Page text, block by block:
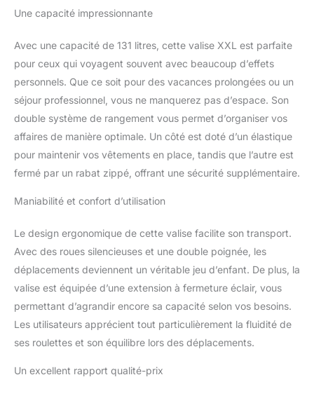
issue de bouteilles
recyclées. Ce bagage
grand format taille offre
un compartiment avec
des sangles ajustables,
parfait pour un
rangement optimal de
vos affaires pendant vos
voyages y compris en
RÉSISTANTE &
SECURISEE : La coque
effets personnels. Grâce
au zip SECURITECH
breveté par DELSEY
PARIS et à la serrure TSA,
cette valise soute assure
une sécurité renforcée
lors de tous vos
déplacements. UNE
Bénéficiez de la garantie
Une capacité impressionnante
Avec une capacité de 131 litres, cette valise XXL est parfaite
pour ceux qui voyagent souvent avec beaucoup d’effets
personnels. Que ce soit pour des vacances prolongées ou un
séjour professionnel, vous ne manquerez pas d’espace. Son
double système de rangement vous permet d’organiser vos
affaires de manière optimale. Un côté est doté d’un élastique
pour maintenir vos vêtements en place, tandis que l’autre est
fermé par un rabat zippé, offrant une sécurité supplémentaire.
Maniabilité et confort d’utilisation
Le design ergonomique de cette valise facilite son transport.
Avec des roues silencieuses et une double poignée, les
déplacements deviennent un véritable jeu d’enfant. De plus, la
valise est équipée d’une extension à fermeture éclair, vous
permettant d’agrandir encore sa capacité selon vos besoins.
Les utilisateurs apprécient tout particulièrement la fluidité de
ses roulettes et son équilibre lors des déplacements.
Un excellent rapport qualité-prix